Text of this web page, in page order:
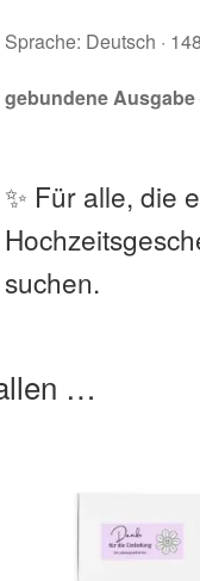
Sprache: Deutsch ·
gebundene
✨ Für alle, die
suchen.
…